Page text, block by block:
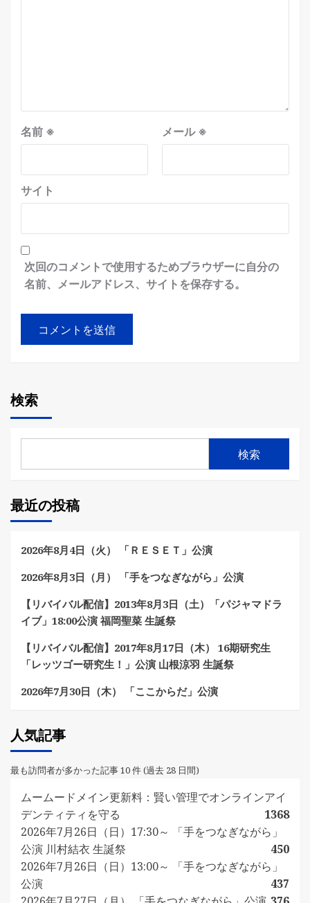
名前 ※ メール※
サイト
次回のコメントで使用するためブラウザーに自分の
名前、メールアドレス、サイトを保存する。
検索
検索
最近の投稿
2026年8月4日（火） 「ＲＥＳＥＴ」公演
2026年8月3日（月） 「手をつなぎながら」公演
【リバイバル配信】2013年8月3日（土）「パジャマドラ
イブ」18:00公演 福岡聖菜 生誕祭
【リバイバル配信】2017年8月17日（木） 16期研究生
「レッツゴー研究生！」公演 山根涼羽 生誕祭
2026年7月30日（木） 「ここからだ」公演
人気記事
最も訪問者が多かった記事 10 件 (過去 28 日間)
ムームードメイン更新料：賢い管理でオンラインアイ
デンティティを守る
1368
2026年7月26日（日）17:30～ 「手をつなぎながら」
公演 川村結衣 生誕祭
450
2026年7月26日（日）13:00～ 「手をつなぎながら」
公演
437